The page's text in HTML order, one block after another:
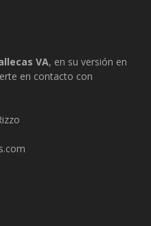
VA, en su versión en
en contacto con